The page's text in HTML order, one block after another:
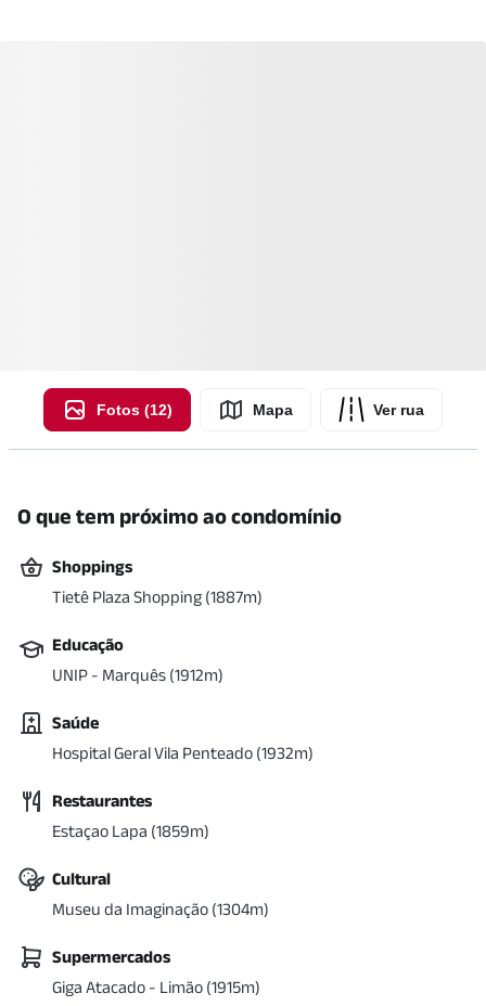
Fotos (12) Mapa Ver rua
O que tem próximo ao condomínio
Shoppings
Tietê Plaza Shopping (1887m)
Educação
UNIP - Marquês (1912m)
Saúde
Hospital Geral Vila Penteado (1932m)
Restaurantes
Estaçao Lapa (1859m)
Cultural
Museu da Imaginação (1304m)
Supermercados
Giga Atacado - Limão (1915m)